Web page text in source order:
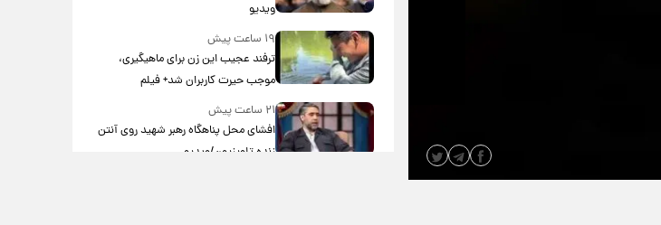
ویدیو
۱۹ ساعت پیش
ترفند عجیب این زن برای ماهیگیری،
موجب حیرت کاربران شد+ فیلم
۲۱ ساعت پیش
افشای محل پناهگاه‌ رهبر شهید روی آنتن
زنده تلویزیون/ویدیو